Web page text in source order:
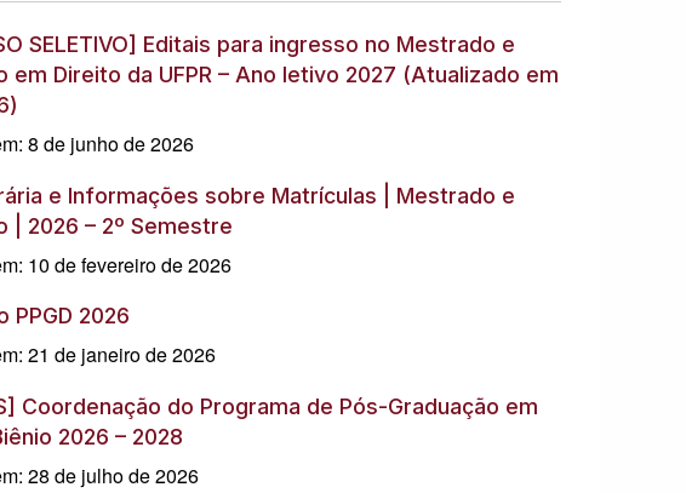
SELETIVO] Editais para ingresso no Mestrado e
em Direito da UFPR – Ano letivo 2027 (Atualizado em
8 de junho de 2026
e Informações sobre Matrículas | Mestrado e
| 2026 – 2º Semestre
10 de fevereiro de 2026
PPGD 2026
21 de janeiro de 2026
Coordenação do Programa de Pós-Graduação em
2026 – 2028
28 de julho de 2026